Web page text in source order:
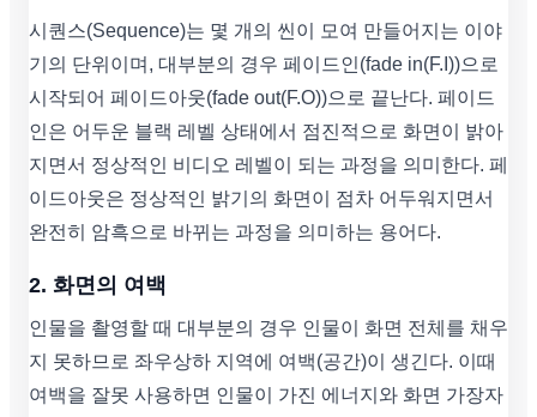
시퀀스(Sequence)는 몇 개의 씬이 모여 만들어지는 이야
기의 단위이며, 대부분의 경우 페이드인(fade in(F.I))으로
시작되어 페이드아웃(fade out(F.O))으로 끝난다. 페이드
인은 어두운 블랙 레벨 상태에서 점진적으로 화면이 밝아
지면서 정상적인 비디오 레벨이 되는 과정을 의미한다. 페
이드아웃은 정상적인 밝기의 화면이 점차 어두워지면서
완전히 암흑으로 바뀌는 과정을 의미하는 용어다.
2. 화면의 여백
인물을 촬영할 때 대부분의 경우 인물이 화면 전체를 채우
지 못하므로 좌우상하 지역에 여백(공간)이 생긴다. 이때
여백을 잘못 사용하면 인물이 가진 에너지와 화면 가장자